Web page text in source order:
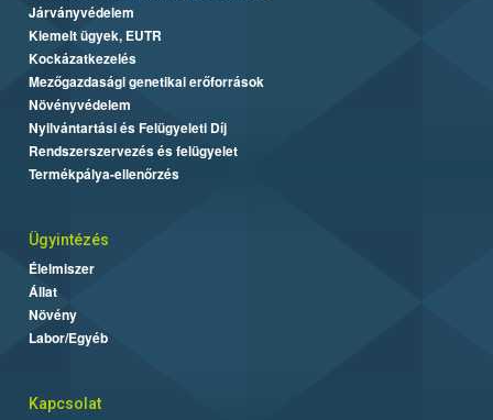
Járványvédelem
Kiemelt ügyek, EUTR
Kockázatkezelés
Mezőgazdasági genetikai erőforrások
Növényvédelem
Nyilvántartási és Felügyeleti Díj
Rendszerszervezés és felügyelet
Termékpálya-ellenőrzés
Ügyintézés
Élelmiszer
Állat
Növény
Labor/Egyéb
Kapcsolat